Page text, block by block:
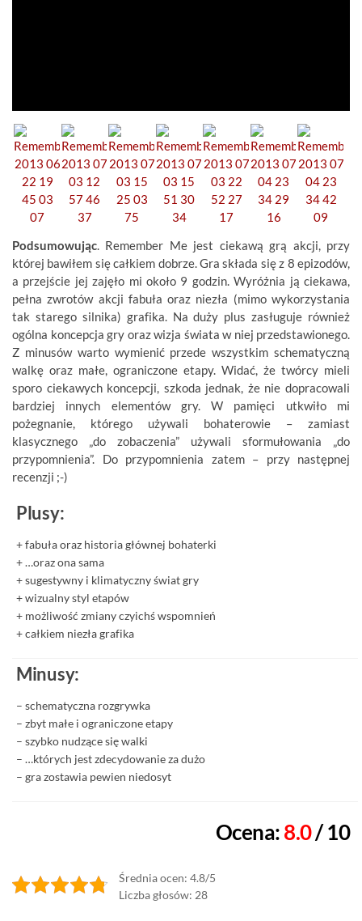
Podsumowując . Remember Me jest ciekawą grą akcji, przy
której bawiłem się całkiem dobrze. Gra składa się z 8 epizodów,
a przejście jej zajęło mi około 9 godzin. Wyróżnia ją ciekawa,
pełna zwrotów akcji fabuła oraz niezła (mimo wykorzystania
tak starego silnika) grafika. Na duży plus zasługuje również
ogólna koncepcja gry oraz wizja świata w niej przedstawionego.
Z minusów warto wymienić przede wszystkim schematyczną
walkę oraz małe, ograniczone etapy. Widać, że twórcy mieli
sporo ciekawych koncepcji, szkoda jednak, że nie dopracowali
bardziej innych elementów gry. W pamięci utkwiło mi
pożegnanie, którego używali bohaterowie – zamiast
klasycznego „do zobaczenia” używali sformułowania „do
przypomnienia”. Do przypomnienia zatem – przy następnej
recenzji ;-)
Plusy:
+ fabuła oraz historia głównej bohaterki
+ …oraz ona sama
+ sugestywny i klimatyczny świat gry
+ wizualny styl etapów
+ możliwość zmiany czyichś wspomnień
+ całkiem niezła grafika
Minusy:
– schematyczna rozgrywka
– zbyt małe i ograniczone etapy
– szybko nudzące się walki
– …których jest zdecydowanie za dużo
– gra zostawia pewien niedosyt
Ocena:8.0/ 10
Średnia ocen: 4.8/5
Liczba głosów: 28